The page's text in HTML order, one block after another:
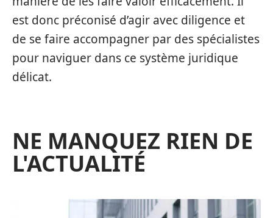
est donc préconisé d’agir avec diligence et
de se faire accompagner par des spécialistes
pour naviguer dans ce système juridique
délicat.
NE MANQUEZ RIEN DE
L'ACTUALITÉ